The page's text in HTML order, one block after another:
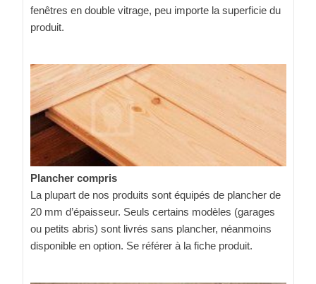
fenêtres en double vitrage, peu importe la superficie du
produit.
Plancher compris
La plupart de nos produits sont équipés de plancher de
20 mm d’épaisseur. Seuls certains modèles (garages
ou petits abris) sont livrés sans plancher, néanmoins
disponible en option. Se référer à la fiche produit.